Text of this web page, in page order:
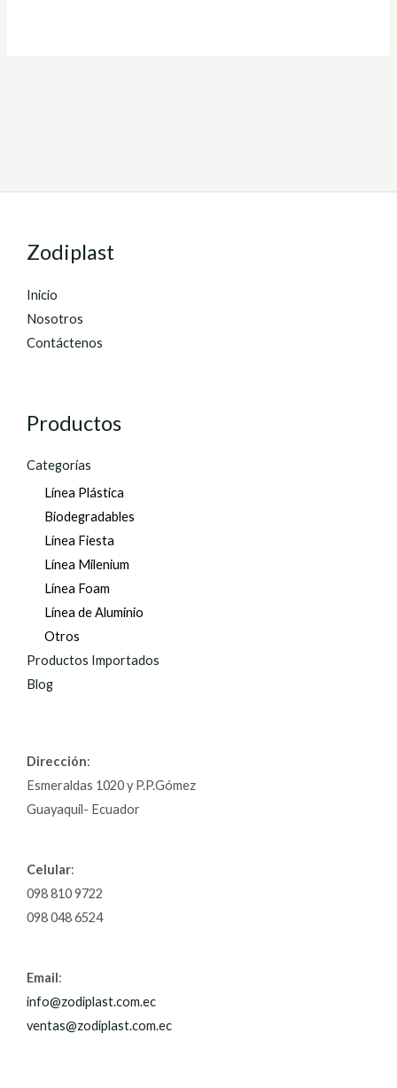
Zodiplast
Inicio
Nosotros
Contáctenos
Productos
Categorías
Línea Plástica
Biodegradables
Línea Fiesta
Línea Milenium
Línea Foam
Línea de Aluminio
Otros
Productos Importados
Blog
Dirección:
Esmeraldas 1020 y P.P.Gómez
Guayaquil- Ecuador
Celular:
098 810 9722
098 048 6524
Email:
info@zodiplast.com.ec
ventas@zodiplast.com.ec